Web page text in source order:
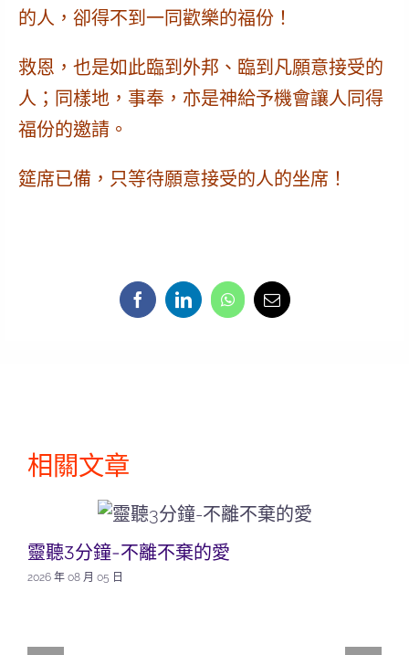
的人，卻得不到一同歡樂的福份！
救恩，也是如此臨到外邦、臨到凡願意接受的
人；同樣地，事奉，亦是神給予機會讓人同得
福份的邀請。
筵席已備，只等待願意接受的人的坐席！
相關文章
靈聽3分鐘-不離不棄的愛
2026 年 08 月 05 日